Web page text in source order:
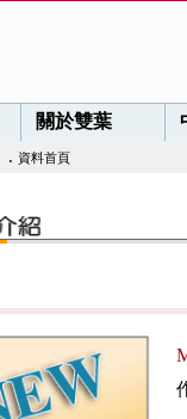
關於雙葉
. 資料首頁